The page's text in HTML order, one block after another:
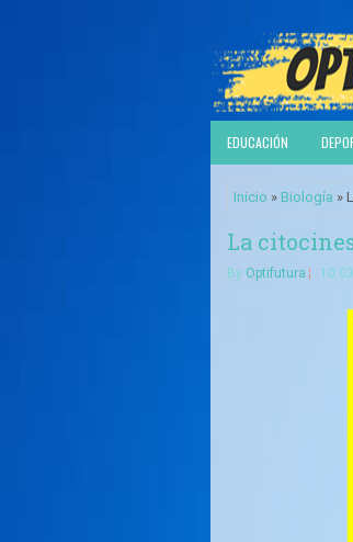
EDUCACIÓN
Inicio » Biología »
La
By Optifutura 10:03